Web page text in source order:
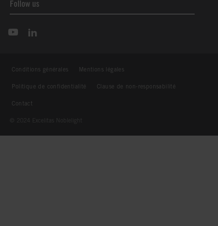
Follow us
Conditions générales Mentions légales
Politique de confidentialité Clause de non-responsabilité
Contact
© 2024 Excelitas Noblelight